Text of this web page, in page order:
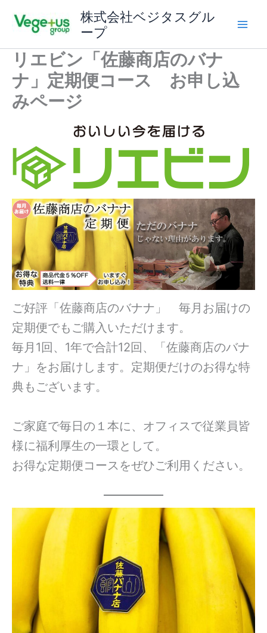
ス
株式会社ベジタスグル
ープ
リエビン「佐藤商店のバナ
ナ」定期便コース お申し込
みページ
ご好評「佐藤商店のバナナ」 毎月お届けの
定期便でもご購入いただけます。
毎月1回、1年で合計12回、「佐藤商店のバナ
ナ」をお届けします。定期便だけのお得な特
典もございます。
ご家庭で毎日の１本に、オフィスで従業員皆
様に福利厚生の一環として。
お得な定期便コースをぜひご利用ください。